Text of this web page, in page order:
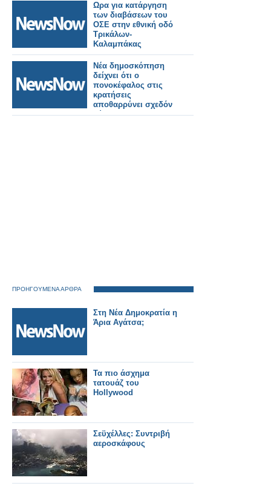
Ωρα για κατάργηση
των διαβάσεων του
ΟΣΕ στην εθνική οδό
Τρικάλων-
Καλαμπάκας
Νέα δημοσκόπηση
δείχνει ότι ο
πονοκέφαλος στις
κρατήσεις
αποθαρρύνει σχεδόν
δύο στους τρεις
ΠΡΟΗΓΟΥΜΕΝΑ ΑΡΘΡΑ
Στη Νέα Δημοκρατία η
Άρια Αγάτσα;
Τα πιο άσχημα
τατουάζ του
Hollywood
Σεϋχέλλες: Συντριβή
αεροσκάφους